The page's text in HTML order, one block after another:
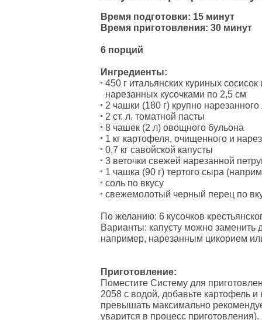
Время подготовки: 15 минут
Время приготовления: 30 минут
6 порций
Ингредиенты:
450 г итальянских куриных
нарезанных кусочками по 2,5 см
2 чашки (180 г) крупно нарезанного
2 ст. л. томатной пасты
8 чашек (2 л) овощного бульона
1 кг картофеля, очищенного и
0,7 кг савойской капусты
3 веточки свежей нарезанной
1 чашка (90 г) тертого сыра
соль по вкусу
свежемолотый черный перец по
По желанию: 6 кусочков
Варианты: капусту можно заменить
например, нарезанным цикорием
Приготовление:
Поместите Систему для
2058 с водой, добавьте картофель
превышать максимально
уварится в процесс